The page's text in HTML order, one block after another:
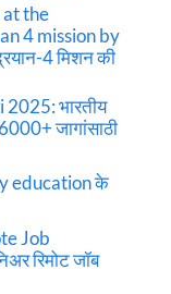
at the
4 mission by
4 मिशन की
भारतीय
जागांसाठी
education के
Job
रिमोट जॉब